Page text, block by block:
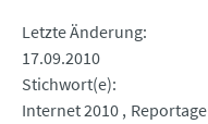
Letzte Änderung
17.09.2010
Stichwort(e)
Internet 2010 Reportage